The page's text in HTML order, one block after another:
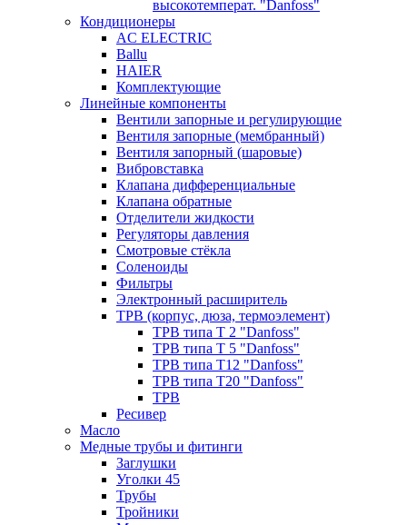
высокотемперат. "Danfoss"
Кондиционеры
AC ELECTRIC
Ballu
HAIER
Комплектующие
Линейные компоненты
Вентили запорные и регулирующие
Вентиля запорные (мембранный)
Вентиля запорный (шаровые)
Вибровставка
Клапана дифференциальные
Клапана обратные
Отделители жидкости
Регуляторы давления
Смотровые стёкла
Соленоиды
Фильтры
Электронный расширитель
ТРВ (корпус, дюза, термоэлемент)
ТРВ типа Т 2 "Danfoss"
ТРВ типа Т 5 "Danfoss"
ТРВ типа Т12 "Danfoss"
ТРВ типа Т20 "Danfoss"
ТРВ
Ресивер
Масло
Медные трубы и фитинги
Заглушки
Уголки 45
Трубы
Тройники